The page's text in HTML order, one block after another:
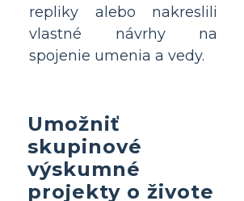
repliky alebo nakreslili
vlastné návrhy na
spojenie umenia a vedy.
Umožniť
skupinové
výskumné
projekty o živote